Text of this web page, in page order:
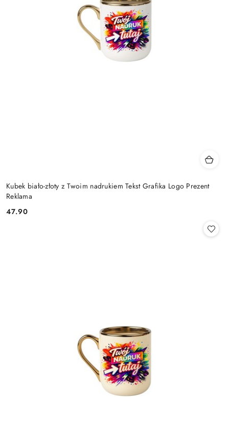
Kubek biało-złoty z Twoim nadrukiem Tekst Grafika Logo Prezent
Reklama
Cena:
47.90